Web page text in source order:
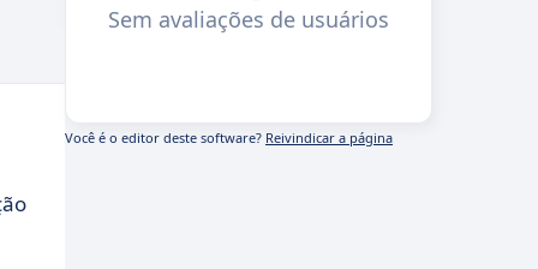
Sem avaliações de usuários
Você é o editor deste software? Reivindicar a página